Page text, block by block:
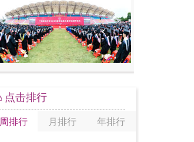
点击排行
周排行 月排行 年排行